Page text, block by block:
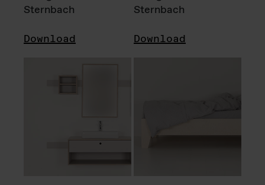
Sternbach
Download
Sternbach
Download